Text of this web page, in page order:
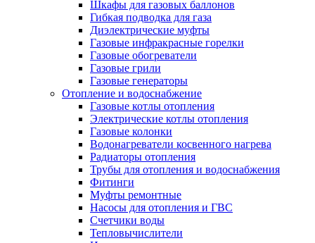
Шкафы для газовых баллонов
Гибкая подводка для газа
Диэлектрические муфты
Газовые инфракрасные горелки
Газовые обогреватели
Газовые грили
Газовые генераторы
Отопление и водоснабжение
Газовые котлы отопления
Электрические котлы отопления
Газовые колонки
Водонагреватели косвенного нагрева
Радиаторы отопления
Трубы для отопления и водоснабжения
Фитинги
Муфты ремонтные
Насосы для отопления и ГВС
Счетчики воды
Тепловычислители